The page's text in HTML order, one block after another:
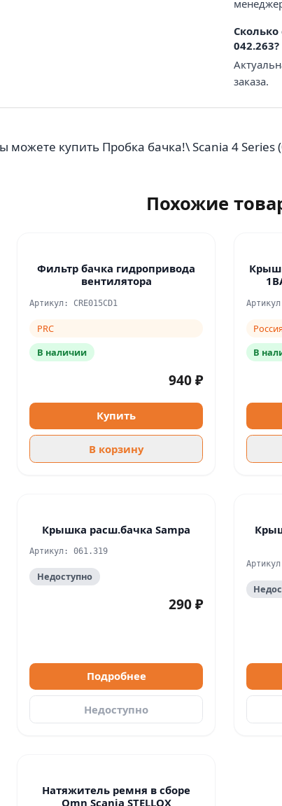
042.263?
заказа.
купить Пробка бачка!\ Scania 4
Похожие
Фильтр бачка гидропривода
вентилятора
Артикул: CRE015CD1
PRC
В наличии
940 ₽
Купить
В корзину
Россия
В
Крышка расш.бачка Sampa
Артикул: 061.319
Недоступно
290 ₽
Подробнее
Недоступно
Натяжитель ремня в сборе
Omn Scania STELLOX